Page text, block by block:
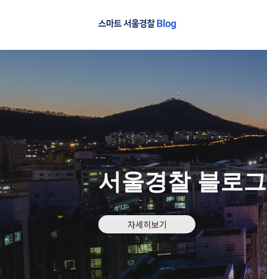
서울경찰 블로그
자세히보기